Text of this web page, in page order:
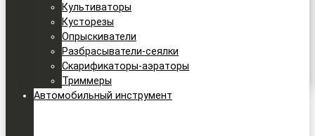
Культиваторы
Кусторезы
Опрыскиватели
Разбрасыватели-сеялки
Скарификаторы-аэраторы
Триммеры
Автомобильный инструмент